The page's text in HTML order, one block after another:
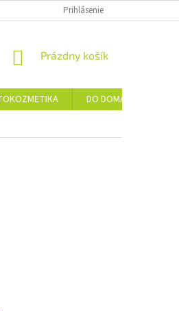
Prihlásenie
NÁKUPNÝ
Prázdny košík
DO DOMÁCNOSTI